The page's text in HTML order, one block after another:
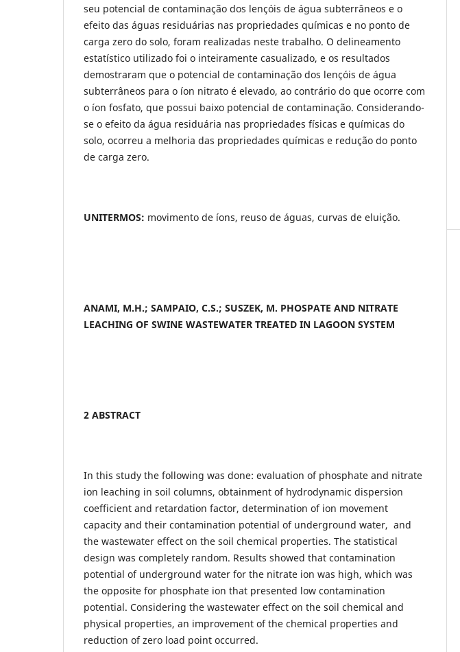
seu potencial de contaminação dos lençóis de água subterrâneos e o
efeito das águas residuárias nas propriedades químicas e no ponto de
carga zero do solo, foram realizadas neste trabalho. O delineamento
estatístico utilizado foi o inteiramente casualizado, e os resultados
demostraram que o potencial de contaminação dos lençóis de água
subterrâneos para o íon nitrato é elevado, ao contrário do que ocorre com
o íon fosfato, que possui baixo potencial de contaminação. Considerando-
se o efeito da água residuária nas propriedades físicas e químicas do
solo, ocorreu a melhoria das propriedades químicas e redução do ponto
de carga zero.
UNITERMOS: movimento de íons, reuso de águas, curvas de eluição.
ANAMI, M.H.; SAMPAIO, C.S.; SUSZEK, M. PHOSPATE AND NITRATE
LEACHING OF SWINE WASTEWATER TREATED IN LAGOON SYSTEM
2 ABSTRACT
In this study the following was done: evaluation of phosphate and nitrate
ion leaching in soil columns, obtainment of hydrodynamic dispersion
coefficient and retardation factor, determination of ion movement
capacity and their contamination potential of underground water, and
the wastewater effect on the soil chemical properties. The statistical
design was completely random. Results showed that contamination
potential of underground water for the nitrate ion was high, which was
the opposite for phosphate ion that presented low contamination
potential. Considering the wastewater effect on the soil chemical and
physical properties, an improvement of the chemical properties and
reduction of zero load point occurred.